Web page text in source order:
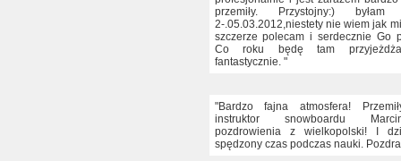
przemiły. Przystojny:)
2-.05.03.2012,niestety nie wiem jak
szczerze polecam i serdecznie Go
Co roku będę tam
fantastycznie. "
"Bardzo fajna atmosfera!
instruktor snowboardu
pozdrowienia z wielkopolski! I
spędzony czas podczas nauki.